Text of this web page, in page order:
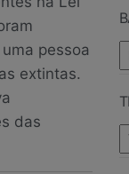
pessoa
extintas.
das